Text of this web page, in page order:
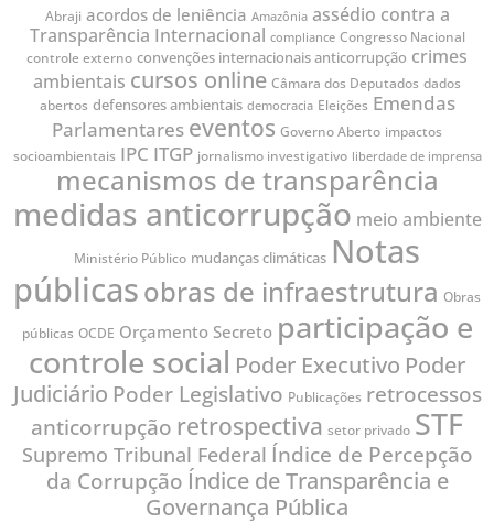
Abraji acordos de leniência Amazônia assédio contra a
Transparência Internacional compliance Congresso Nacional
controle externo convenções internacionais anticorrupção crimes
ambientais cursos online Câmara dos Deputados dados
abertos defensores ambientais democracia Eleições Emendas
Parlamentares eventos Governo Aberto impactos
socioambientais IPC ITGP jornalismo investigativo liberdade de imprensa
mecanismos de transparência
medidas anticorrupção meio ambiente
Ministério Público mudanças climáticas Notas
públicasobras de infraestrutura Obras
públicas OCDE Orçamento Secreto participação e
controle social Poder Executivo Poder
Judiciário Poder Legislativo Publicações retrocessos
anticorrupção retrospectiva setor privado STF
Supremo Tribunal Federal Índice de Percepção
da Corrupção Índice de Transparência e
Governança Pública